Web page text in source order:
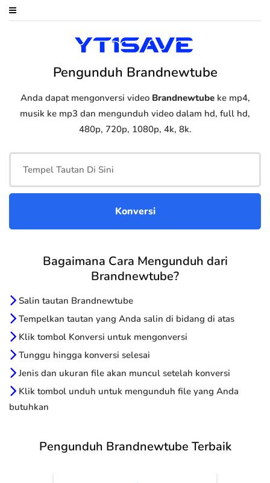
Pengunduh Brandnewtube
Anda dapat mengonversi video Brandnewtubeke mp4,
musik ke mp3 dan mengunduh video dalam hd, full hd,
480p, 720p, 1080p, 4k, 8k.
Bagaimana Cara Mengunduh dari
Brandnewtube?
Salin tautan Brandnewtube
Tempelkan tautan yang Anda salin di bidang di atas
Klik tombol Konversi untuk mengonversi
Tunggu hingga konversi selesai
Jenis dan ukuran file akan muncul setelah konversi
Klik tombol unduh untuk mengunduh file yang Anda
butuhkan
Pengunduh Brandnewtube Terbaik